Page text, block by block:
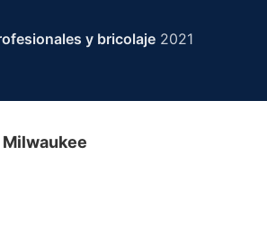
y bricolaje 2021